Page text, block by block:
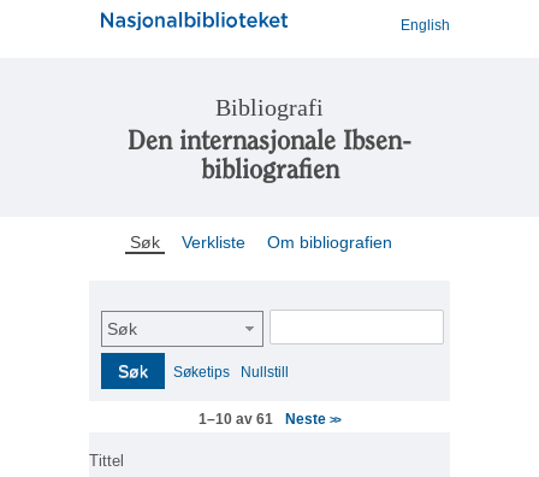
English
Bibliografi
Den internasjonale Ibsen-
bibliografien
Søk Verkliste Om bibliografien
Søk
Søk Søketips Nullstill
1–10 av 61 Neste>>
Tittel